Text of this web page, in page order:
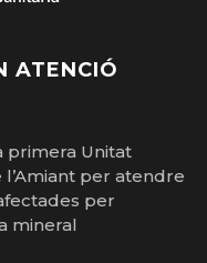
ATENCIÓ
primera Unitat
per atendre
per
mineral